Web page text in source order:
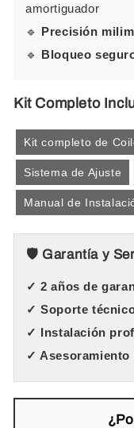
amortiguador
🔹 Precisión
🔹 Bloqueo
Kit Completo
Kit completo de
Sistema de Ajuste
Manual de
🛡️ Garantía y
✓ 2 años de
✓ Soporte
✓ Instalación
✓ Asesoramiento